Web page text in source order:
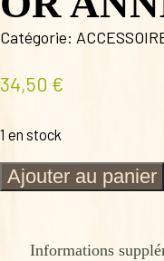
Catégorie:
34,50 €
1 en stock
quantité
de
Ajouter au panier
Informations